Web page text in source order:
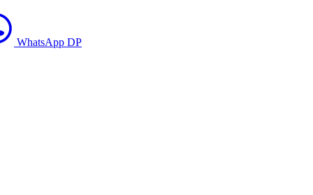
WhatsApp DP